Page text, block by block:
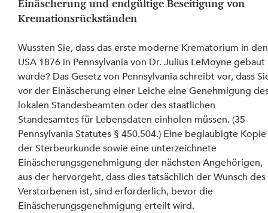
Einäscherung und endgültige Beseitigung von
Kremationsrückständen
Wussten Sie, dass das erste moderne Krematorium in
USA 1876 in Pennsylvania von Dr. Julius LeMoyne gebaut
wurde? Das Gesetz von Pennsylvania schreibt vor, dass
vor der Einäscherung einer Leiche eine Genehmigung
lokalen Standesbeamten oder des staatlichen
Standesamtes für Lebensdaten einholen müssen. (35
Pennsylvania Statutes § 450.504.) Eine beglaubigte
der Sterbeurkunde sowie eine unterzeichnete
Einäscherungsgenehmigung der nächsten Angehörigen,
aus der hervorgeht, dass dies tatsächlich der Wunsch des
Verstorbenen ist, sind erforderlich, bevor die
Einäscherungsgenehmigung erteilt wird.